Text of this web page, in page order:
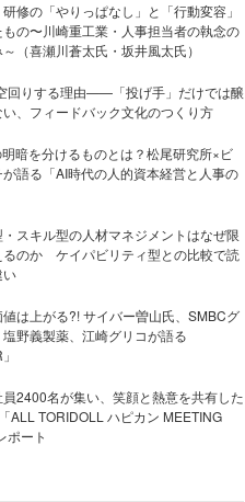
研修の「やりっぱなし」と「行動変容」
もの〜川崎重工業・人事担当者の執念の
（喜瀬川蒼太氏・坂井風太氏）
回りする理由——「投げ手」だけでは醸
い、フィードバック文化のつくり方
暗を分けるものとは？松尾研究所×ビ
が語る「AI時代の人的資本経営と人事の
・スキル型の人材マネジメントはなぜ限
るのか ケイパビリティ型との比較で読
い
値は上がる?! サイバー曽山氏、SMBCグ
塩野義製薬、江崎グリコが語る
2400名が集い、笑顔と熱意を共有した
TORIDOLL ハピカン MEETING
ポート